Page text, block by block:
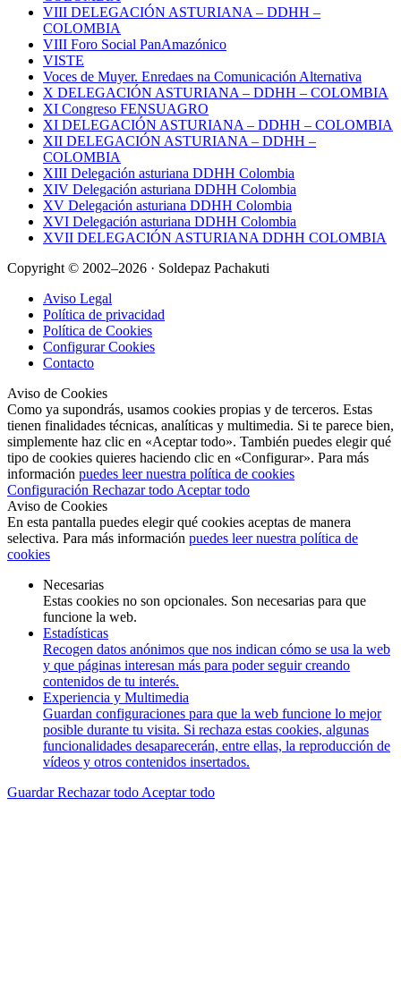
VIII DELEGACIÓN ASTURIANA – DDHH –
COLOMBIA
VIII Foro Social PanAmazónico
VISTE
Voces de Muyer. Enredaes na Comunicación Alternativa
X DELEGACIÓN ASTURIANA – DDHH – COLOMBIA
XI Congreso FENSUAGRO
XI DELEGACIÓN ASTURIANA – DDHH – COLOMBIA
XII DELEGACIÓN ASTURIANA – DDHH –
COLOMBIA
XIII Delegación asturiana DDHH Colombia
XIV Delegación asturiana DDHH Colombia
XV Delegación asturiana DDHH Colombia
XVI Delegación asturiana DDHH Colombia
XVII DELEGACIÓN ASTURIANA DDHH COLOMBIA
Copyright © 2002–2026 · Soldepaz Pachakuti
Aviso Legal
Política de privacidad
Política de Cookies
Configurar Cookies
Contacto
Aviso de Cookies
Como ya supondrás, usamos cookies propias y de terceros. Estas
tienen finalidades técnicas, analíticas y multimedia. Si te parece bien,
simplemente haz clic en «Aceptar todo». También puedes elegir qué
tipo de cookies quieres haciendo clic en «Configurar». Para más
información puedes leer nuestra política de cookies
Configuración Rechazar todo Aceptar todo
Aviso de Cookies
En esta pantalla puedes elegir qué cookies aceptas de manera
selectiva. Para más información puedes leer nuestra política de
cookies
Necesarias
Estas cookies no son opcionales. Son necesarias para que
funcione la web.
Estadísticas
Recogen datos anónimos que nos indican cómo se usa la web
y que páginas interesan más para poder seguir creando
contenidos de tu interés.
Experiencia y Multimedia
Guardan configuraciones para que la web funcione lo mejor
posible durante tu visita. Si rechaza estas cookies, algunas
funcionalidades desaparecerán, entre ellas, la reproducción de
vídeos y otros contenidos insertados.
GuardarRechazar todo Aceptar todo